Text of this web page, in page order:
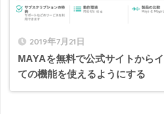
2019年7月21日
MAYAを無料で公式サイトから
ての機能を使えるようにする